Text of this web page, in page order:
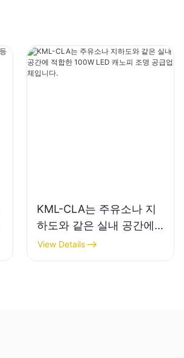
KML-CLA는 주유소나 지
하도와 같은 실내 공간에
적합한 100W LED 캐노피
조명 공급업체입니다.
View Details